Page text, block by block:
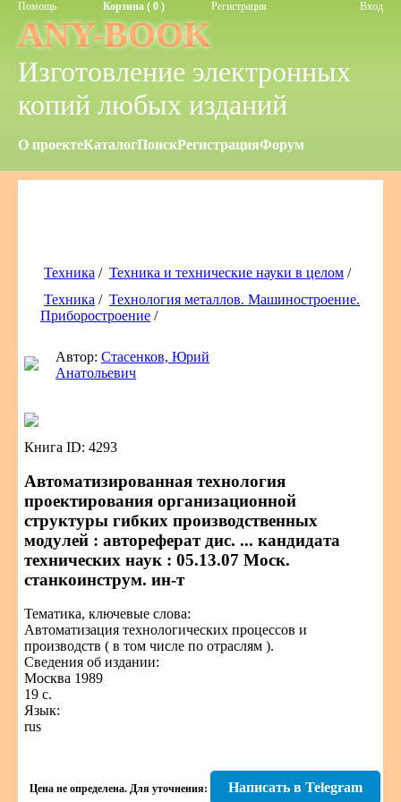
Помощь Корзина ( 0 ) Регистрация Вход
ANY-BOOK
Изготовление электронных
копий любых изданий
О проектеКаталогПоискРегистрацияФорум
Техника / Техника и технические науки в целом /
Техника / Технология металлов. Машиностроение.
Приборостроение /
Автор:Стасенков, Юрий
Анатольевич
Книга ID: 4293
Автоматизированная технология
проектирования организационной
структуры гибких производственных
модулей : автореферат дис. ... кандидата
технических наук : 05.13.07 Моск.
станкоинструм. ин-т
Тематика, ключевые слова:
Автоматизация технологических процессов и
производств ( в том числе по отраслям ).
Сведения об издании:
Москва 1989
19 с.
Язык:
rus
Цена не определена. Для уточнения: Написать в Telegram